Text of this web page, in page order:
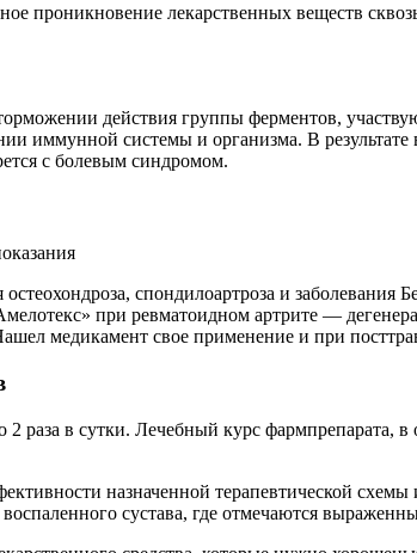
проникновение лекарственных веществ
действия группы ферментов,
иммунной системы и организма. В
с болевым синдромом.
спондилоартроза и
при ревматоидном артрите —
медикамент свое применение и при
2 раза в сутки. Лечебный курс
назначенной терапевтической
сустава, где отмечаются